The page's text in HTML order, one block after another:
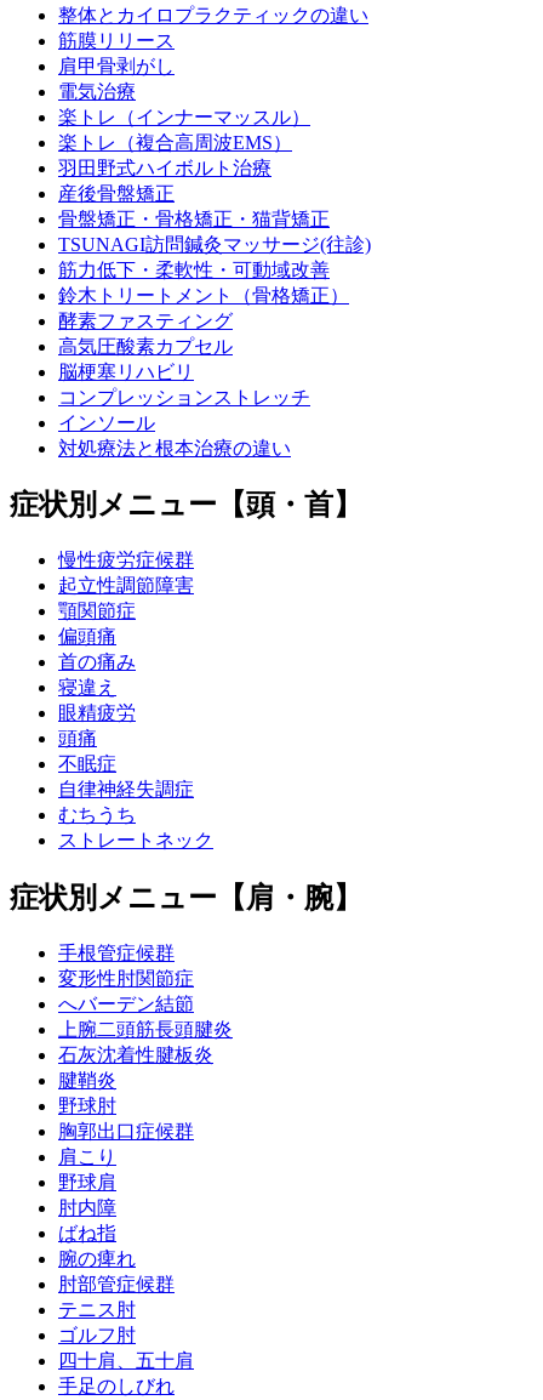
整体とカイロプラクティックの違い
筋膜リリース
肩甲骨剥がし
電気治療
楽トレ（インナーマッスル）
楽トレ（複合高周波EMS）
羽田野式ハイボルト治療
産後骨盤矯正
骨盤矯正・骨格矯正・猫背矯正
TSUNAGI訪問鍼灸マッサージ(往診)
筋力低下・柔軟性・可動域改善
鈴木トリートメント（骨格矯正）
酵素ファスティング
高気圧酸素カプセル
脳梗塞リハビリ
コンプレッションストレッチ
インソール
対処療法と根本治療の違い
症状別メニュー【頭・首】
慢性疲労症候群
起立性調節障害
顎関節症
偏頭痛
首の痛み
寝違え
眼精疲労
頭痛
不眠症
自律神経失調症
むちうち
ストレートネック
症状別メニュー【肩・腕】
手根管症候群
変形性肘関節症
へバーデン結節
上腕二頭筋長頭腱炎
石灰沈着性腱板炎
腱鞘炎
野球肘
胸郭出口症候群
肩こり
野球肩
肘内障
ばね指
腕の痺れ
肘部管症候群
テニス肘
ゴルフ肘
四十肩、五十肩
手足のしびれ